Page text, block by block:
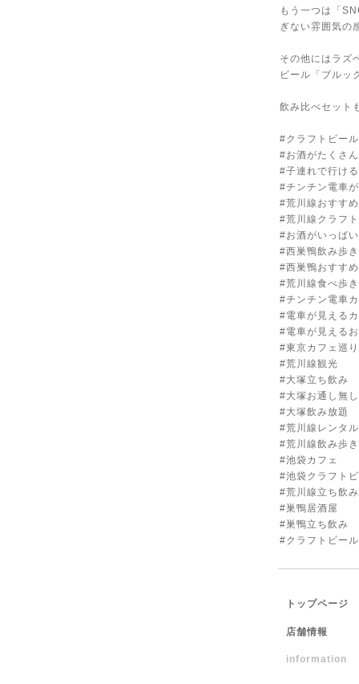
もう一つは「
ぎない雰囲気の
その他にはラズ
ビール「ブルッ
飲み比べセット
#クラフトビー
#お酒がたくさん
#子連れで行け
#チンチン電車
#荒川線おすす
#荒川線クラフ
#お酒がいっばい
#西巣鴨飲み歩き
#西巣鴨おすす
#荒川線食べ歩き
#チンチン電車
#電車が見える
#電車が見える
#東京カフェ巡り
#荒川線観光
#大塚立ち飲み
#大塚お通し無し
#大塚飲み放題
#荒川線レンタ
#荒川線飲み歩き
#池袋カフェ
#池袋クラフト
#荒川線立ち飲み
#巣鴨居酒屋
#巣鴨立ち飲み
#クラフトビー
トップページ
店舗情報
information